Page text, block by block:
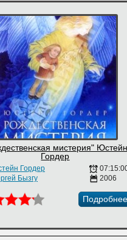
мистерия" Юстейн
Гордер
Гордер
Бызгу
2006
Подробнее